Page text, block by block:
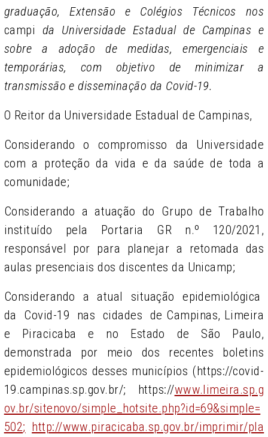
graduação, Extensão e Colégios Técnicos nos
campi da Universidade Estadual de Campinas e
sobre a adoção de medidas, emergenciais e
temporárias, com objetivo de minimizar a
transmissão e disseminação da Covid-19.
O Reitor da Universidade Estadual de Campinas,
Considerando o compromisso da Universidade
com a proteção da vida e da saúde de toda a
comunidade;
Considerando a atuação do Grupo de Trabalho
instituído pela Portaria GR n.º 120/2021,
responsável por para planejar a retomada das
aulas presenciais dos discentes da Unicamp;
Considerando a atual situação epidemiológica
da Covid-19 nas cidades de Campinas, Limeira
e Piracicaba e no Estado de São Paulo,
demonstrada por meio dos
recentes
boletins
epidemiológicos desses municípios (https://covid-
19.campinas.sp.gov.br/;
https://www.limeira.sp.g
ov.br/sitenovo/simple_hotsite.php?id=69&simple=
502; http://www.piracicaba.sp.gov.br/imprimir/pla